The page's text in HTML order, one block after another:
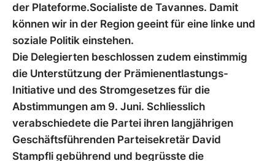
der Plateforme.Socialiste de Tavannes. Damit
können wir in der Region geeint für eine linke und
soziale Politik einstehen.
Die Delegierten beschlossen zudem einstimmig
die Unterstützung der Prämienentlastungs-
Initiative und des Stromgesetzes für die
Abstimmungen am 9. Juni. Schliesslich
verabschiedete die Partei ihren langjährigen
Geschäftsführenden Parteisekretär David
Stampfli gebührend und begrüsste die